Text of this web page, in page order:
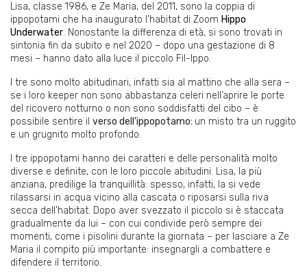
Lisa, classe 1986, e Ze Maria, del 2011, sono la coppia di
ippopotami che ha inaugurato l’habitat di Zoom Hippo
Underwater. Nonostante la differenza di età, si sono trovati in
sintonia fin da subito e nel 2020 – dopo una gestazione di 8
mesi – hanno dato alla luce il piccolo Fil-Ippo.
I tre sono molto abitudinari, infatti sia al mattino che alla sera –
se i loro keeper non sono abbastanza celeri nell’aprire le porte
del ricovero notturno o non sono soddisfatti del cibo – è
possibile sentire il verso dell ’ippopotamo: un misto tra un ruggito
e un grugnito molto profondo.
I tre ippopotami hanno dei caratteri e delle personalità molto
diverse e definite, con le loro piccole abitudini. Lisa, la più
anziana, predilige la tranquillità: spesso, infatti, la si vede
rilassarsi in acqua vicino alla cascata o riposarsi sulla riva
secca dell’habitat. Dopo aver svezzato il piccolo si è staccata
gradualmente da lui – con cui condivide però sempre dei
momenti, come i pisolini durante la giornata – per lasciare a Ze
Maria il compito più importante: insegnargli a combattere e
difendere il territorio.